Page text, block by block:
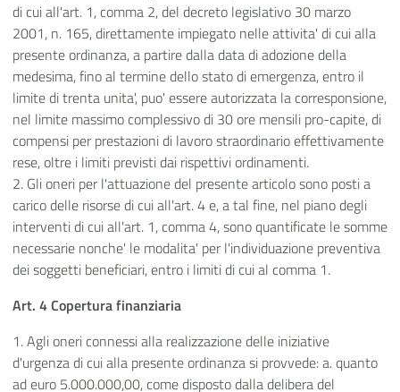
di cui all'art. 1, comma 2, del decreto legislativo 30 marzo
2001, n. 165, direttamente impiegato nelle attivita' di cui alla
presente ordinanza, a partire dalla data di adozione della
medesima, fino al termine dello stato di emergenza, entro il
limite di trenta unita', puo' essere autorizzata la corresponsione,
nel limite massimo complessivo di 30 ore mensili pro-capite, di
compensi per prestazioni di lavoro straordinario effettivamente
rese, oltre i limiti previsti dai rispettivi ordinamenti.
2. Gli oneri per l'attuazione del presente articolo sono posti a
carico delle risorse di cui all'art. 4 e, a tal fine, nel piano degli
interventi di cui all'art. 1, comma 4, sono quantificate le somme
necessarie nonche' le modalita' per l'individuazione preventiva
dei soggetti beneficiari, entro i limiti di cui al comma 1.
Art. 4 Copertura finanziaria
1. Agli oneri connessi alla realizzazione delle iniziative
d'urgenza di cui alla presente ordinanza si provvede: a. quanto
ad euro 5.000.000,00, come disposto dalla delibera del